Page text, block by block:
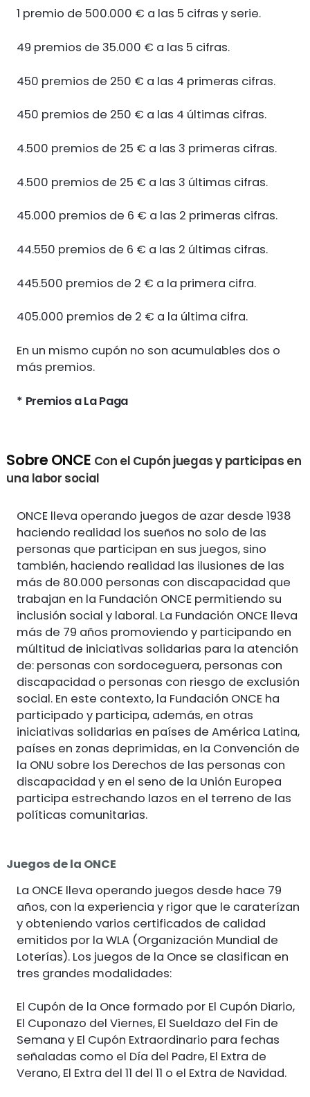
1 premio de 500.000 € a las 5 cifras y serie.
49 premios de 35.000 € a las 5 cifras.
450 premios de 250 € a las 4 primeras cifras.
450 premios de 250 € a las 4 últimas cifras.
4.500 premios de 25 € a las 3 primeras cifras.
4.500 premios de 25 € a las 3 últimas cifras.
45.000 premios de 6 € a las 2 primeras cifras.
44.550 premios de 6 € a las 2 últimas cifras.
445.500 premios de 2 € a la primera cifra.
405.000 premios de 2 € a la última cifra.
En un mismo cupón no son acumulables dos o
más premios.
* Premios a La Paga
Sobre ONCE Con el Cupón juegas y participas en
una labor social
ONCE lleva operando juegos de azar desde 1938
haciendo realidad los sueños no solo de las
personas que participan en sus juegos, sino
también, haciendo realidad las ilusiones de las
más de 80.000 personas con discapacidad que
trabajan en la Fundación ONCE permitiendo su
inclusión social y laboral. La Fundación ONCE lleva
más de 79 años promoviendo y participando en
múltitud de iniciativas solidarias para la atención
de: personas con sordoceguera, personas con
discapacidad o personas con riesgo de exclusión
social. En este contexto, la Fundación ONCE ha
participado y participa, además, en otras
iniciativas solidarias en países de América Latina,
países en zonas deprimidas, en la Convención de
la ONU sobre los Derechos de las personas con
discapacidad y en el seno de la Unión Europea
participa estrechando lazos en el terreno de las
políticas comunitarias.
Juegos de la ONCE
La ONCE lleva operando juegos desde hace 79
años, con la experiencia y rigor que le caraterízan
y obteniendo varios certificados de calidad
emitidos por la WLA (Organización Mundial de
Loterías). Los juegos de la Once se clasifican en
tres grandes modalidades:
El Cupón de la Once formado por El Cupón Diario,
El Cuponazo del Viernes, El Sueldazo del Fin de
Semana y El Cupón Extraordinario para fechas
señaladas como el Día del Padre, El Extra de
Verano, El Extra del 11 del 11 o el Extra de Navidad.